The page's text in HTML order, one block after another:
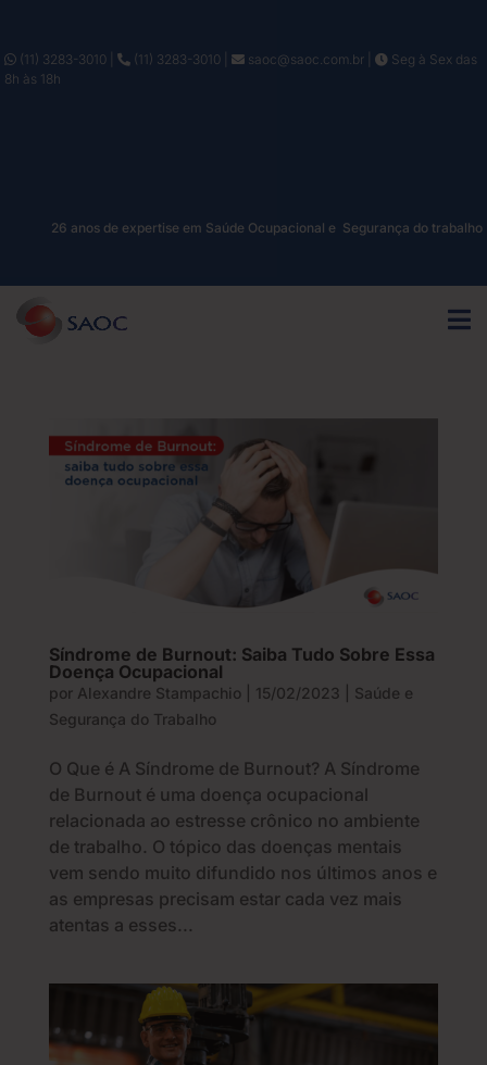
(11) 3283-3010 | (11) 3283-3010 | saoc@saoc.com.br |
Seg à Sex das
8h às 18h
26 anos de expertise em Saúde Ocupacional e Segurança do trabalho
Síndrome de Burnout: Saiba Tudo Sobre Essa
Doença Ocupacional
por Alexandre Stampachio 15/02/2023
Saúde e
Segurança do Trabalho
O Que é A Síndrome de Burnout? A Síndrome
de Burnout é uma doença ocupacional
relacionada ao estresse crônico no ambiente
de trabalho. O tópico das doenças mentais
vem sendo muito difundido nos últimos anos e
as empresas precisam estar cada vez mais
atentas a esses...